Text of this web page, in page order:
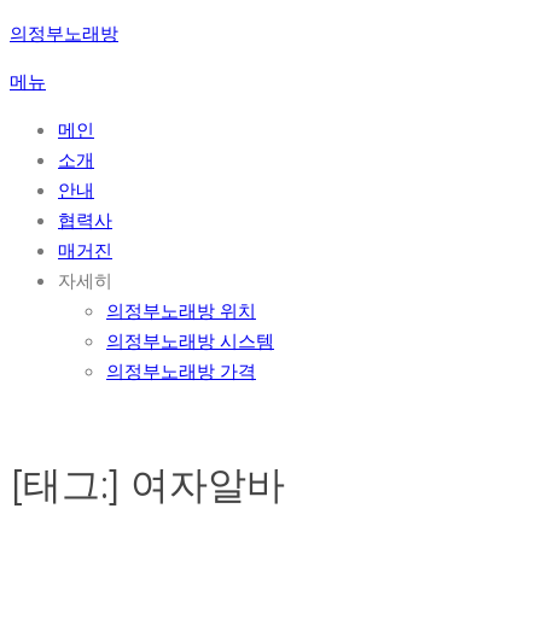
콘
츠
의정부노래방
메뉴
메인
소개
안내
협력사
매거진
자세히
의정부노래방 위치
의정부노래방 시스템
의정부노래방 가격
[태그:] 여자알바